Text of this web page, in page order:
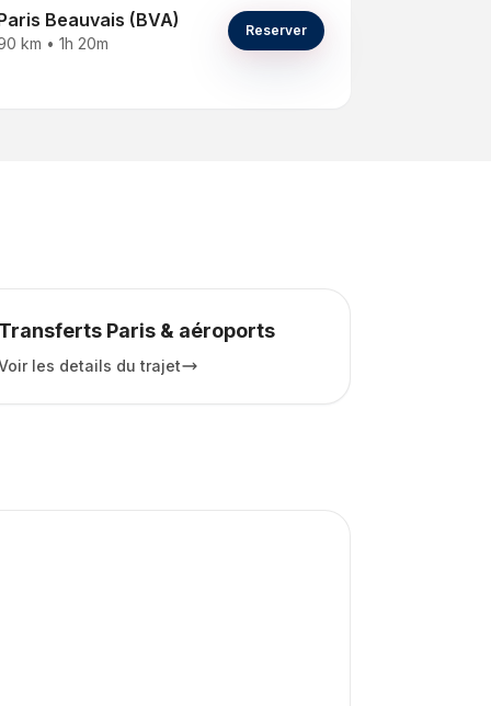
Beauvais (BVA)
km •1h 20m
Reserver
Transferts Paris & aéroports
les details du trajet